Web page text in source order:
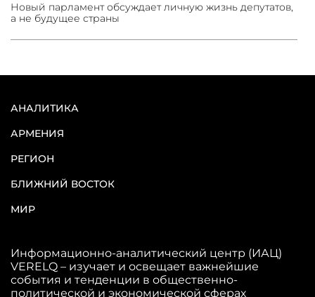
Новый парламент обсуждает личную жизнь депутатов,
а не будущее страны
АНАЛИТИКА
АРМЕНИЯ
РЕГИОН
БЛИЖНИЙ ВОСТОК
МИР
Информационно-аналитический центр (ИАЦ)
VERELQ – изучает и освещает важнейшие
события и тенденции в общественно-
политической и экономической сферах